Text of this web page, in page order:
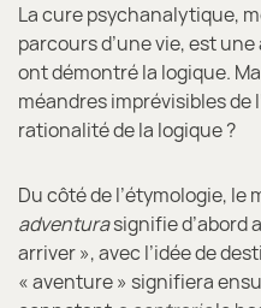
La cure psychanalytique,
parcours d’une vie, est
ont démontré la logique.
méandres imprévisibles de
rationalité de la logique ?
Du côté de l’étymologie, le
adventurasignifie d’abord
arriver », avec l’idée de
« aventure » signifiera